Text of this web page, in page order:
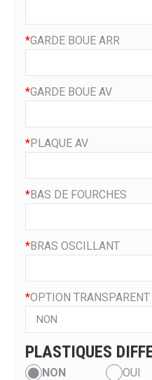
*GARDE BOUE ARR
*GARDE BOUE AV
*PLAQUE AV
*BAS DE FOURCHES
*BRAS OSCILLANT
*OPTION
PLASTIQUES
NON
OUI